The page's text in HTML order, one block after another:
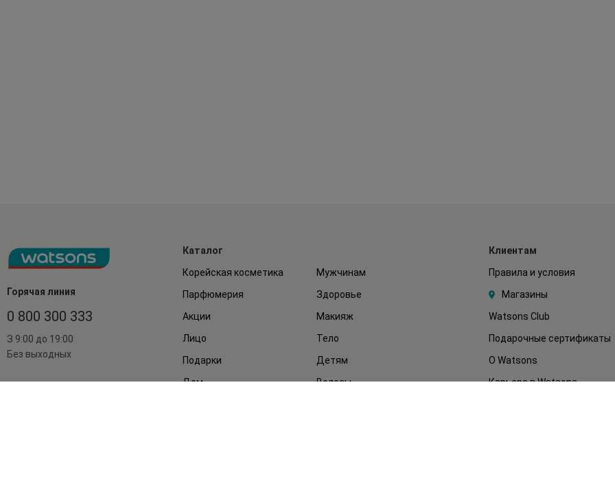
Горячая линия
0 800 300 333
З 9:00 до 19:00
Без выходных
Каталог
Корейская косметика
Мужчинам
Парфюмерия
Здоровье
Акции
Макияж
Лицо
Тело
Подарки
Детям
Дом
Волосы
Клиентам
Правила и условия
Магазины
Watsons Club
Подарочные сертификаты
О Watsons
Карьера в Watsons